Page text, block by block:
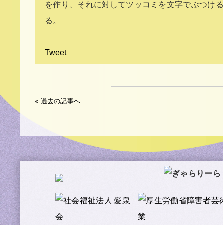
を作り、それに対してツッコミを文字でぶつけ
る。
Tweet
« 過去の記事へ